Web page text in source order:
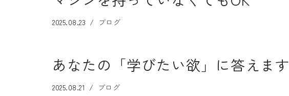
2025.08.23 ブログ
あなたの「学びたい欲」に答えます
2025.08.21 ブログ